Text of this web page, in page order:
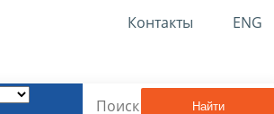
Контакты ENG
Найти